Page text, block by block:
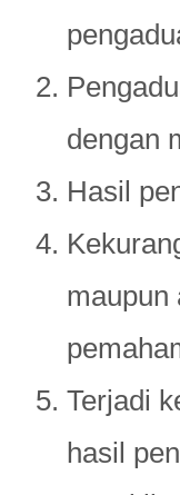
dengan
Hasil
maupun
Terjadi
hasil